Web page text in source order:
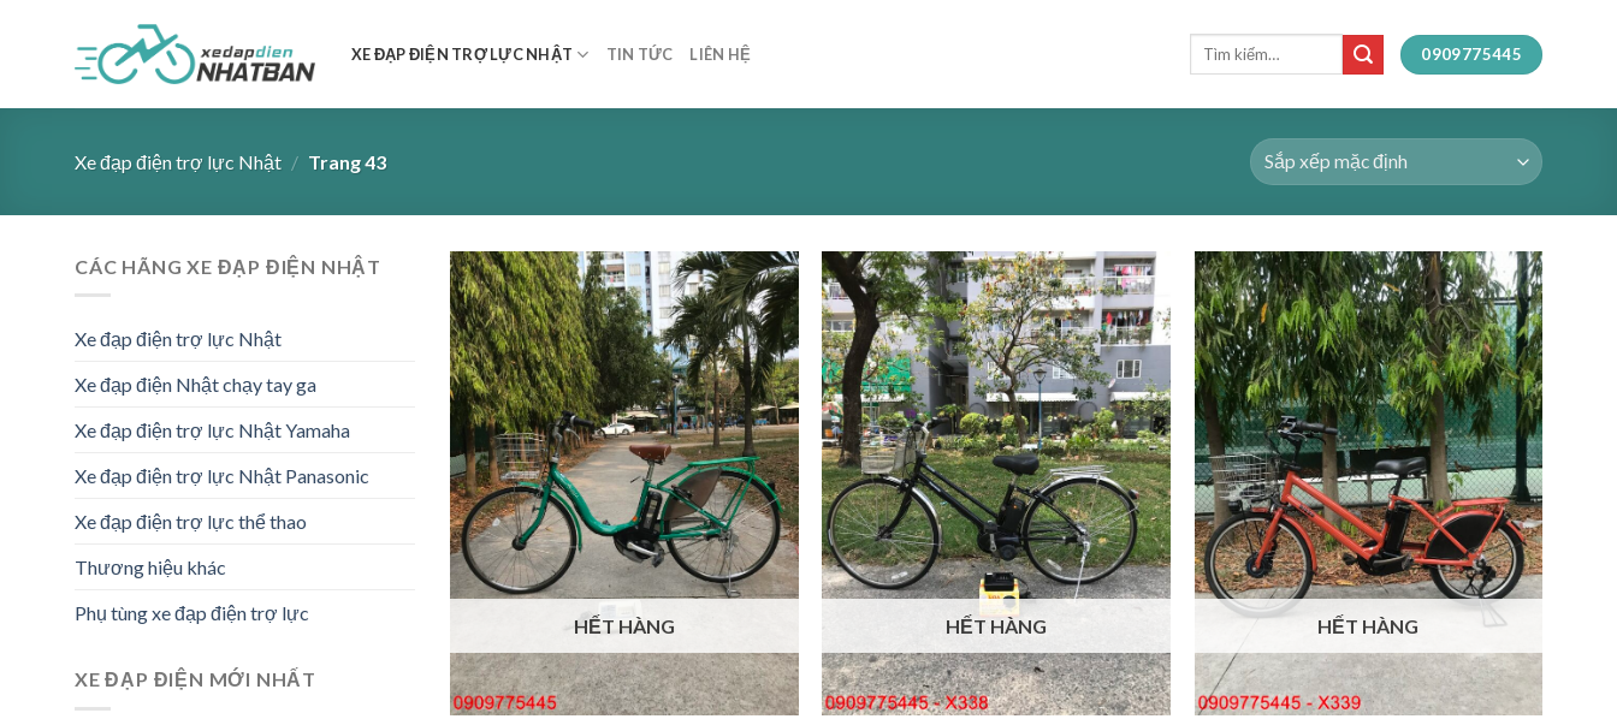
XE ĐẠP ĐIỆN TRỢ LỰC NHẬT TIN TỨC LIÊN HỆ
Tìm
0909775445
Xe đạp điện trợ lực Nhật / Trang 43
CÁC HÃNG XE ĐẠP ĐIỆN NHẬT
Xe đạp điện trợ lực Nhật
Xe đạp điện Nhật chạy tay ga
Xe đạp điện trợ lực Nhật Yamaha
Xe đạp điện trợ lực Nhật Panasonic
Xe đạp điện trợ lực thể thao
Thương hiệu khác
Phụ tùng xe đạp điện trợ lực
XE ĐẠP ĐIỆN MỚI NHẤT
HẾT HÀNG HẾT HÀNG HẾT HÀNG